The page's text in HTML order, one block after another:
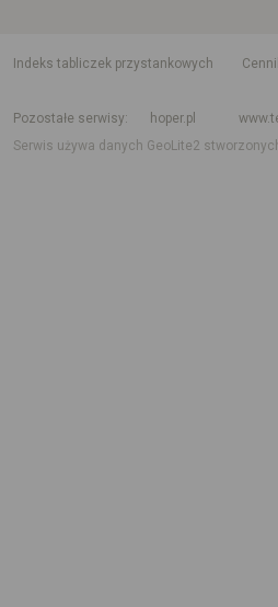
indeks tabliczek przystankowych
Pozostałe serwisy
hoper.pl
Serwis używa danych GeoLite2